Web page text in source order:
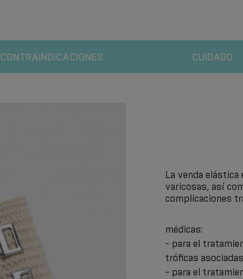
CONTRAINDICACIONES CUIDADO
La venda
varicosas, así
complicaciones
médicas:
- para el
tróficas
- para el